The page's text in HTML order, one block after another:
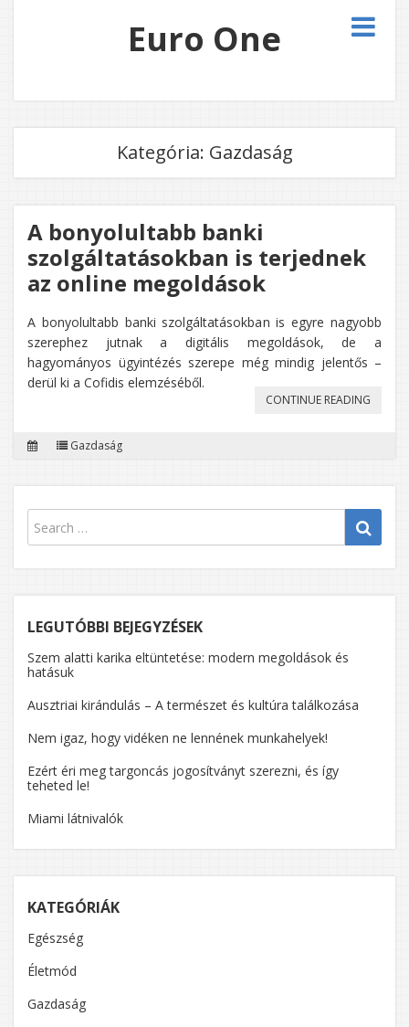
Euro One
Kategória: Gazdaság
A bonyolultabb banki
szolgáltatásokban is terjednek
az online megoldások
A bonyolultabb banki szolgáltatásokban is egyre nagyobb
szerephez jutnak a digitális megoldások, de a
hagyományos ügyintézés szerepe még mindig jelentős –
derül ki a Cofidis elemzéséből.
CONTINUE READING
IS
Gazdaság
LEGUTÓBBI BEJEGYZÉSEK
Szem alatti karika eltüntetése: modern megoldások és
hatásuk
Ausztriai kirándulás – A természet és kultúra találkozása
Nem igaz, hogy vidéken ne lennének munkahelyek!
Ezért éri meg targoncás jogosítványt szerezni, és így
teheted le!
Miami látnivalók
KATEGÓRIÁK
Egészség
Életmód
Gazdaság